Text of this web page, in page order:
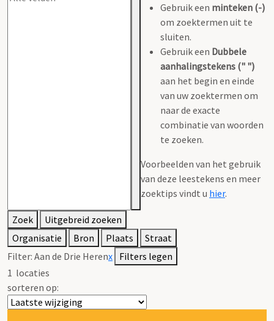
Gebruik een minteken (-)
om zoektermen uit te
sluiten.
Gebruik een Dubbele
aanhalingstekens (" ")
aan het begin en einde
van uw zoektermen om
naar de exacte
combinatie van woorden
te zoeken.
Voorbeelden van het gebruik
van deze leestekens en meer
zoektips vindt u hier.
Zoek
Uitgebreid zoeken
Organisatie
Bron Plaats
Straat
Filter: Aan de Drie Herenx Filters legen
1 locaties
sorteren op: